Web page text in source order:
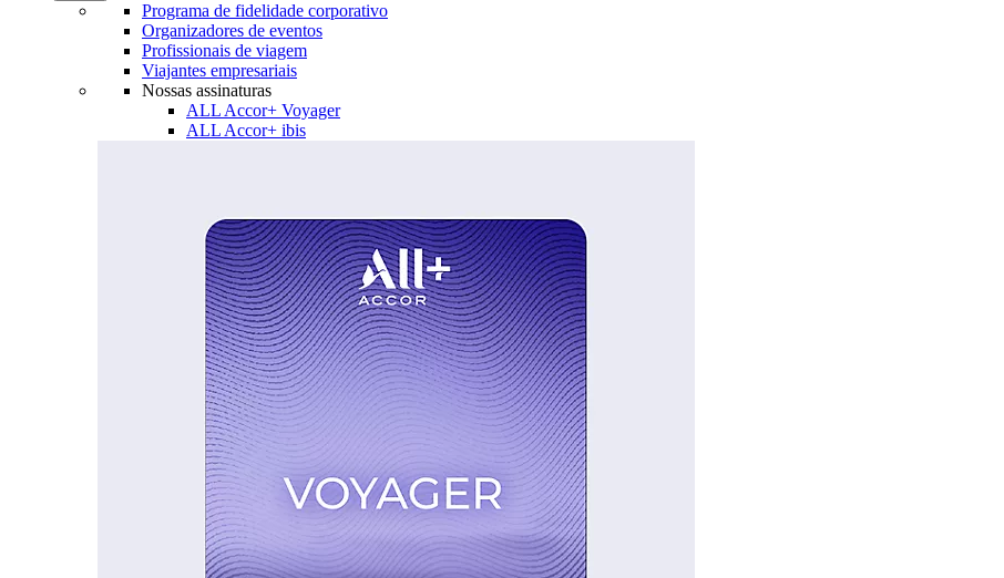
Programa de fidelidade corporativo
Organizadores de eventos
Profissionais de viagem
Viajantes empresariais
Nossas assinaturas
ALL Accor+ Voyager
ALL Accor+ ibis